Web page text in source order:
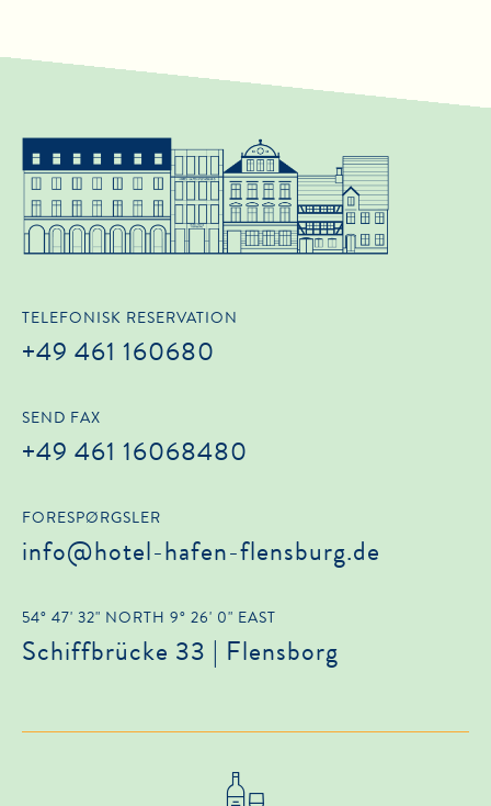
TELEFONISK RESERVATION
+49 461 160680
SEND FAX
+49 461 16068480
FORESPØRGSLER
info@hotel-hafen-flensburg.de
54° 47' 32" NORTH 9° 26' 0" EAST
Schiffbrücke 33 | Flensborg